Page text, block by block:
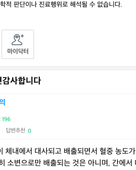
적 판단이나 진료행위로 해석될 수 없습니다.
마이닥터
사합니다
196
답변추천 0
체내에서 대사되고 배출되면서 혈중 농도
소변으로만 배출되는 것은 아니며, 간에